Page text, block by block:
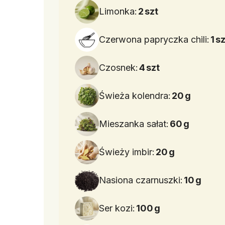
Limonka: 2szt
Czerwona papryczka chili: 1
Czosnek:4szt
Świeża kolendra: 20g
Mieszanka sałat: 60g
Świeży imbir: 20g
Nasiona czarnuszki: 10g
Ser kozi: 100g